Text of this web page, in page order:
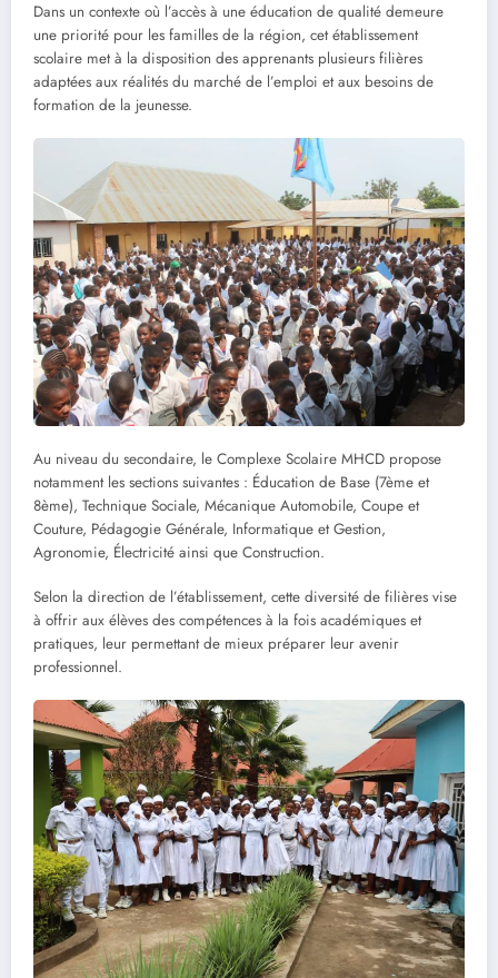
Dans un contexte où l’accès à une éducation de qualité demeure
une priorité pour les familles de la région, cet établissement
scolaire met à la disposition des apprenants plusieurs filières
adaptées aux réalités du marché de l’emploi et aux besoins de
formation de la jeunesse.
Au niveau du secondaire, le Complexe Scolaire MHCD propose
notamment les sections suivantes : Éducation de Base (7ème et
8ème), Technique Sociale, Mécanique Automobile, Coupe et
Couture, Pédagogie Générale, Informatique et Gestion,
Agronomie, Électricité ainsi que Construction.
Selon la direction de l’établissement, cette diversité de filières vise
à offrir aux élèves des compétences à la fois académiques et
pratiques, leur permettant de mieux préparer leur avenir
professionnel.